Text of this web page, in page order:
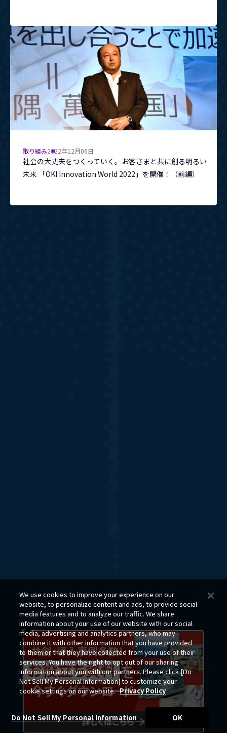
取り組み2022年12月06日
社会の大丈夫をつくっていく。お客さまと共に創る明るい
未来 「OKI Innovation World 2022」を開催！（前編）
We use cookies to improve your experience on our
website, to personalize content and ads, to provide social
media features and to analyze our traffic. We share
information about your use of our website with our social
media, advertising and analytics partners, who may
combine it with other information that you have provided
to them or that they have collected from your use of their
services. You have the right to opt out of our sharing
information about you with our partners. Please click [Do
Not Sell My Personal Information] to customize your
cookie settings on our website. Privacy Policy
Do Not Sell My Personal Information OK